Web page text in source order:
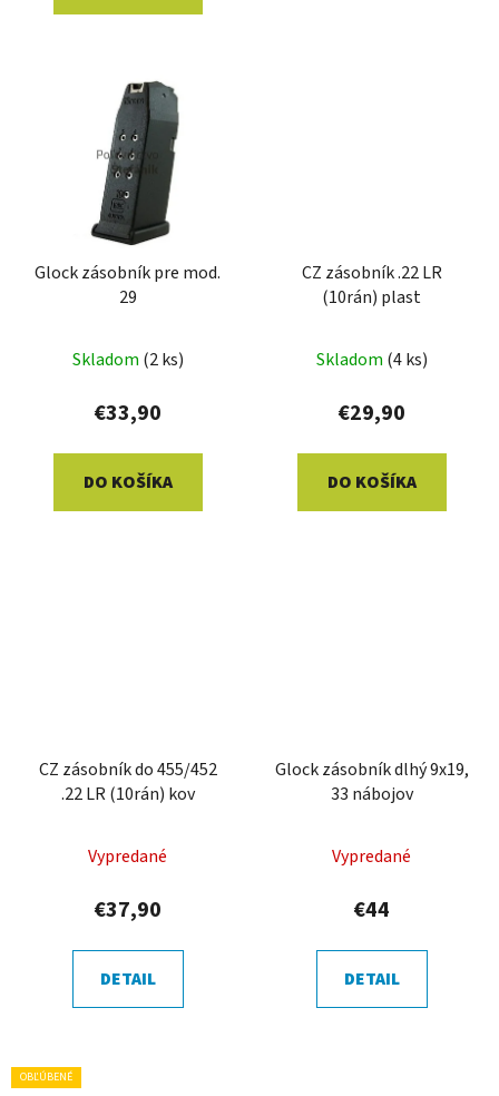
Glock zásobník pre mod.
29
Skladom (2 ks)
€33,90
DO KOŠÍKA
CZ zásobník .22 LR
(10rán) plast
Skladom (4 ks)
€29,90
DO KOŠÍKA
CZ zásobník do 455/452
.22 LR (10rán) kov
Vypredané
€37,90
DETAIL
Glock zásobník dlhý 9x19,
33 nábojov
Vypredané
€44
DETAIL
OBĽÚBENÉ